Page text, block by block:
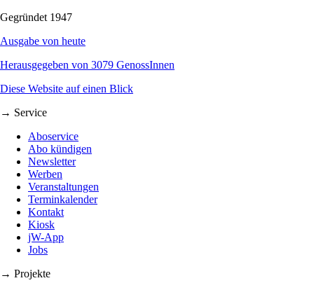
Gegründet 1947
Ausgabe von heute
Herausgegeben von 3079 GenossInnen
Diese Website auf einen Blick
→ Service
Aboservice
Abo kündigen
Newsletter
Werben
Veranstaltungen
Terminkalender
Kontakt
Kiosk
jW-App
Jobs
→ Projekte